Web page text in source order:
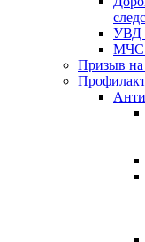
УВД
МЧС
Призыв